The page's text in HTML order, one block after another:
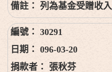
列為基金受贈收入
30291
096-03-20
張秋芬